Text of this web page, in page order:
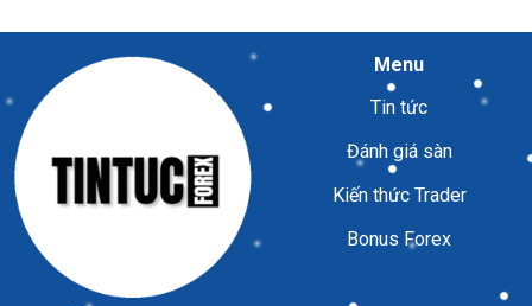
Menu
Tin tức
Đánh giá sàn
Kiến thức Trader
Bonus Forex